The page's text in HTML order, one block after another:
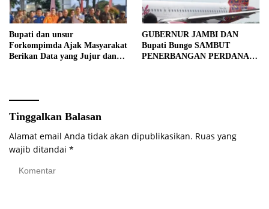
Bupati dan unsur
Forkompimda Ajak Masyarakat
Berikan Data yang Jujur dan
GUBERNUR JAMBI DAN
Bupati Bungo SAMBUT
PENERBANGAN PERDANA
Tinggalkan Balasan
Alamat email Anda tidak akan dipublikasikan. Ruas yang
wajib ditandai *